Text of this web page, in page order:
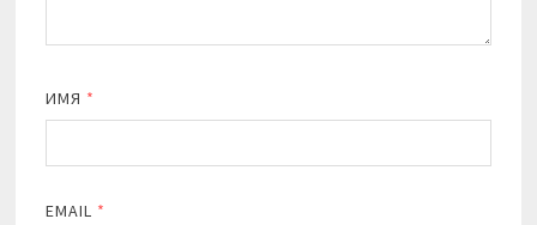
ИМЯ *
EMAIL *